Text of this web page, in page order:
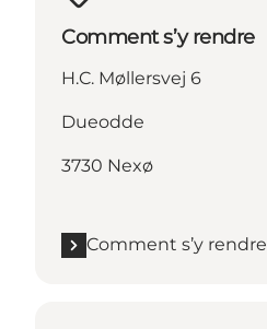
Comment s’y rendre
H.C. Møllersvej 6
Dueodde
3730 Nexø
Comment s’y rendre